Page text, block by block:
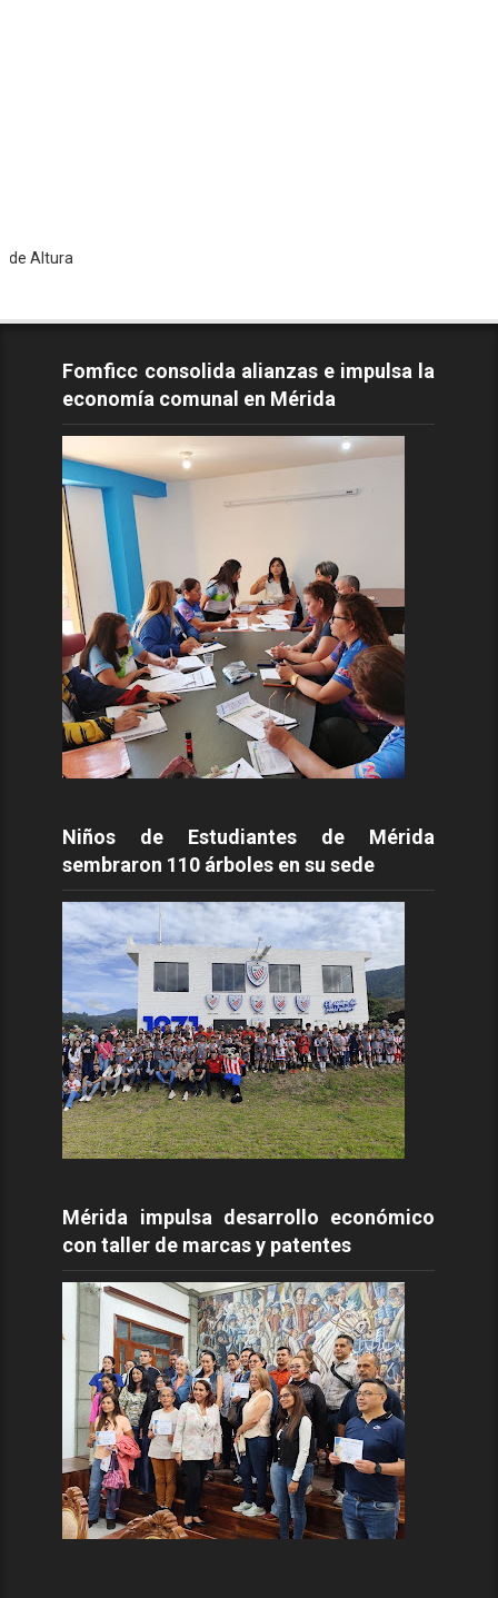
Fomficc consolida alianzas e impulsa la
economía comunal en Mérida
Niños de Estudiantes de Mérida
sembraron 110 árboles en su sede
Mérida impulsa desarrollo económico
con taller de marcas y patentes